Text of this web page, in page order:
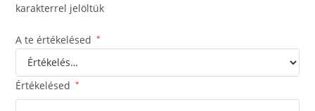
karakterrel jelöltük
A te értékelésed *
Értékelésed *